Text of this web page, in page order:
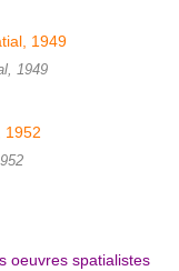
1949
oeuvres spatialistes